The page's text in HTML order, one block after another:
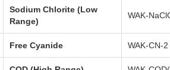
Sodium Chlorite (Low
Range)
WAK-
Free Cyanide WAK-CN-2